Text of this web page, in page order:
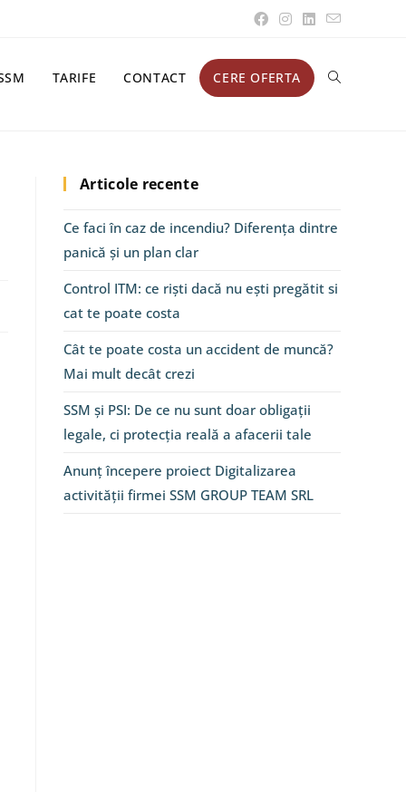
TARIFE CONTACT CERE OFERTA
Articole recente
Ce faci în caz de incendiu? Diferența dintre
panică și un plan clar
Control ITM: ce riști dacă nu ești pregătit si
cat te poate costa
Cât te poate costa un accident de muncă?
Mai mult decât crezi
SSM și PSI: De ce nu sunt doar obligații
legale, ci protecția reală a afacerii tale
Anunț începere proiect Digitalizarea
activității firmei SSM GROUP TEAM SRL